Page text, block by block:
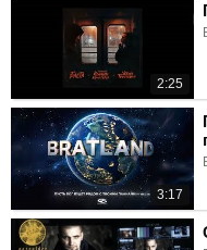
2:25
3:17